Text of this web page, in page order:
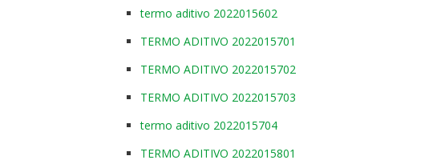
termo aditivo 2022015602
TERMO ADITIVO 2022015701
TERMO ADITIVO 2022015702
TERMO ADITIVO 2022015703
termo aditivo 2022015704
TERMO ADITIVO 2022015801